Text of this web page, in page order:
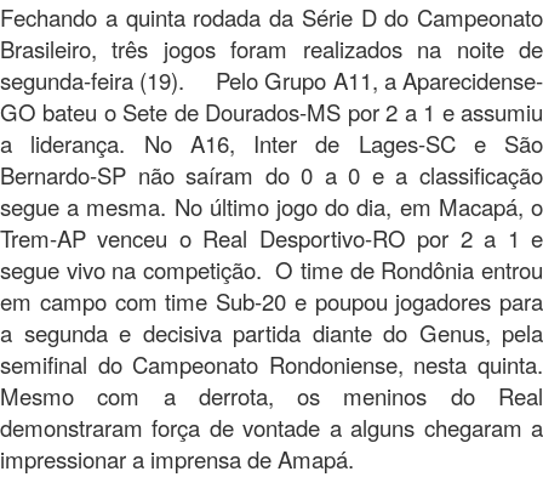
Fechando a quinta rodada da Série D do Campeonato
Brasileiro, três jogos foram realizados na noite de
segunda-feira (19). Pelo Grupo A11, a Aparecidense-
GO bateu o Sete de Dourados-MS por 2 a 1 e assumiu
a liderança. No A16, Inter de Lages-SC e São
Bernardo-SP não saíram do 0 a 0 e a classificação
segue a mesma. No último jogo do dia, em Macapá, o
Trem-AP venceu o Real Desportivo-RO por 2 a 1 e
segue vivo na competição. O time de Rondônia entrou
em campo com time Sub-20 e poupou jogadores para
a segunda e decisiva partida diante do Genus, pela
semifinal do Campeonato Rondoniense, nesta quinta.
Mesmo com a derrota, os meninos do Real
demonstraram força de vontade a alguns chegaram a
impressionar a imprensa de Amapá.